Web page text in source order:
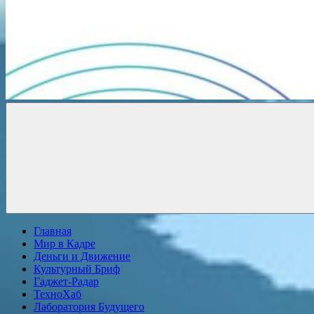
Главная
Мир в Кадре
Деньги и Движение
Культурный Бриф
Гаджет-Радар
ТехноХаб
Лаборатория Будущего